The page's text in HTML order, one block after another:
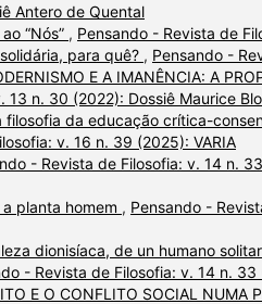
Antero de Quental
ao “Nós” , Pensando - Revista de
para quê? , Pensando -
E A IMANÊNCIA: A
13 n. 30 (2022): Dossiê Maurice
filosofia da educação crítica-
v. 16 n. 39 (2025): VARIA
- Revista de Filosofia: v. 14 n.
planta homem , Pensando -
dionisíaca, de un humano
- Revista de Filosofia: v. 14 n.
E O CONFLITO SOCIAL NUMA